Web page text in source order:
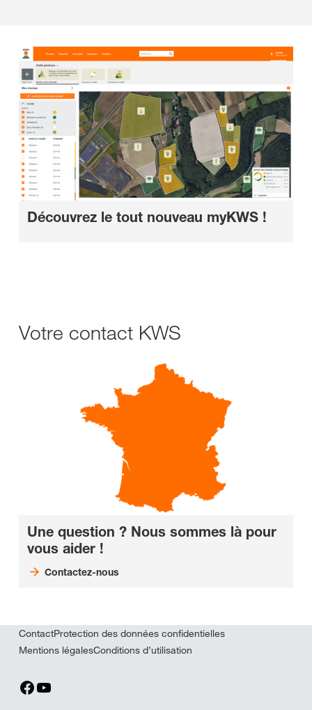
Découvrez le tout nouveau myKWS !
Votre contact KWS
Une question ? Nous sommes là pour
vous aider !
Contactez-nous
ContactProtection des données confidentielles
Mentions légalesConditions d’utilisation